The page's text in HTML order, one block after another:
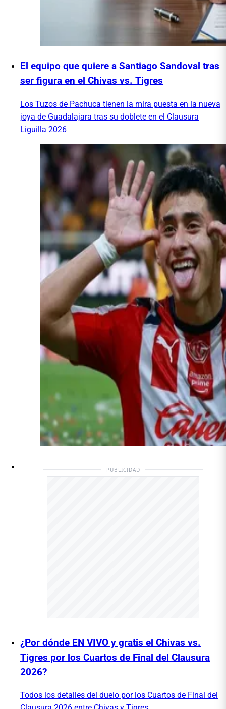
El equipo que quiere a Santiago Sandoval tras
ser figura en el Chivas vs. Tigres
Los Tuzos de Pachuca tienen la mira puesta en la nueva
joya de Guadalajara tras su doblete en el Clausura
Liguilla 2026
PUBLICIDAD
¿Por dónde EN VIVO y gratis el Chivas vs.
Tigres por los Cuartos de Final del Clausura
2026?
Todos los detalles del duelo por los Cuartos de Final del